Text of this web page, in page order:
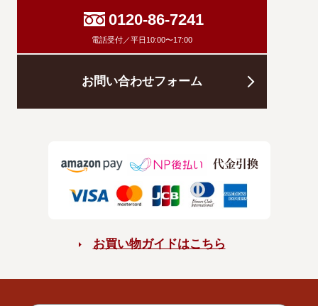
0120-86-7241
電話受付／平日10:00〜17:00
お問い合わせフォーム
お買い物ガイドはこちら